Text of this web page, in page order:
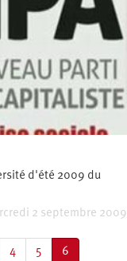
d'été 2009 du
2 septembre 2009
Page
4 Page
5
Page
6